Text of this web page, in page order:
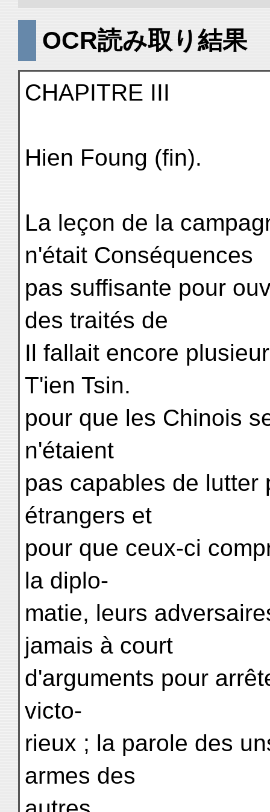
OCR読み取り結果
CHAPITRE III
Hien Foung (fin).
La leçon de la
n'était Conséquences
pas suffisante pour
des traités de
Il fallait encore
T'ien Tsin.
pour que les Chinois
n'étaient
pas capables de lutter
étrangers et
pour que ceux-ci
la diplo-
matie, leurs
jamais à court
d'arguments pour
victo-
rieux ; la parole des
armes des